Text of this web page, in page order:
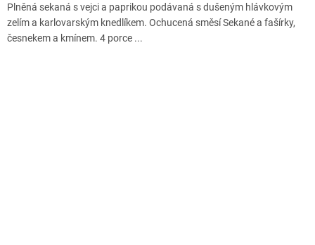
Plněná sekaná s vejci a paprikou podávaná s dušeným hlávkovým
zelím a karlovarským knedlíkem. Ochucená směsí Sekané a fašírky,
česnekem a kmínem. 4 porce ...